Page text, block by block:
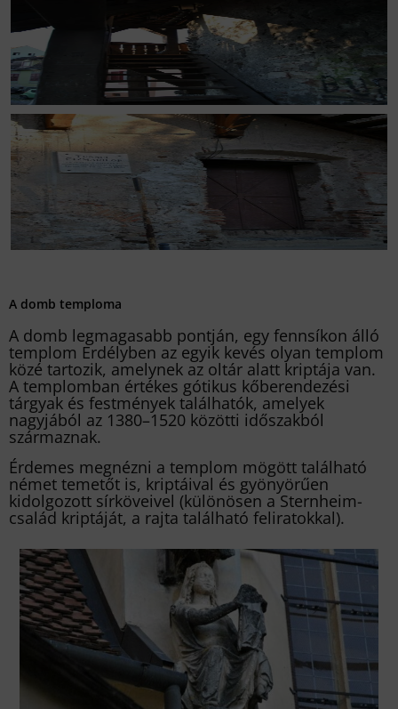
A domb temploma
A domb legmagasabb pontján, egy fennsíkon álló
templom Erdélyben az egyik kevés olyan templom
közé tartozik, amelynek az oltár alatt kriptája van.
A templomban értékes gótikus kőberendezési
tárgyak és festmények találhatók, amelyek
nagyjából az 1380–1520 közötti időszakból
származnak.
Érdemes megnézni a templom mögött található
német temetőt is, kriptáival és gyönyörűen
kidolgozott sírköveivel (különösen a Sternheim-
család kriptáját, a rajta található feliratokkal).